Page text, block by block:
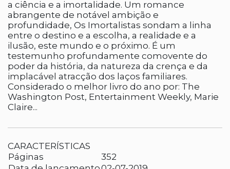
a ciência e a imortalidade. Um romance
abrangente de notável ambição e
profundidade, Os Imortalistas sondam a linha
entre o destino e a escolha, a realidade e a
ilusão, este mundo e o próximo. É um
testemunho profundamente comovente do
poder da história, da natureza da crença e da
implacável atracção dos laços familiares.
Considerado o melhor livro do ano por: The
Washington Post, Entertainment Weekly, Marie
Claire...
CARACTERÍSTICAS
Páginas
352